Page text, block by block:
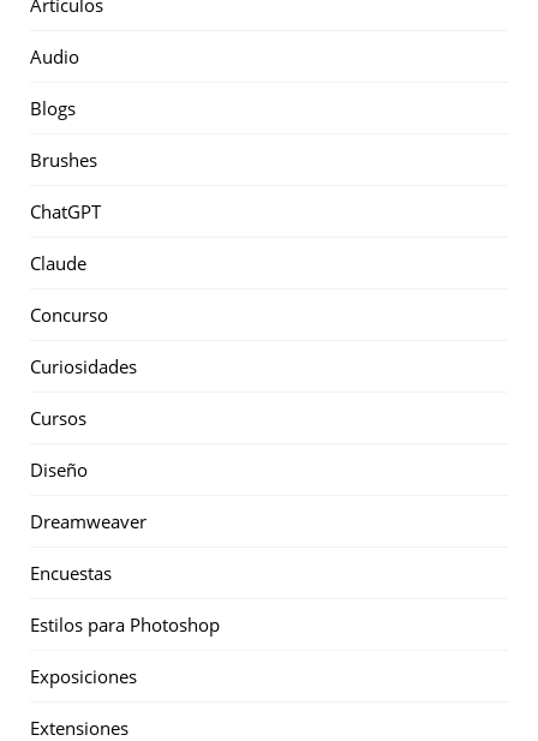
Audio
Blogs
Brushes
ChatGPT
Claude
Concurso
Curiosidades
Cursos
Diseño
Dreamweaver
Encuestas
Estilos para Photoshop
Exposiciones
Extensiones